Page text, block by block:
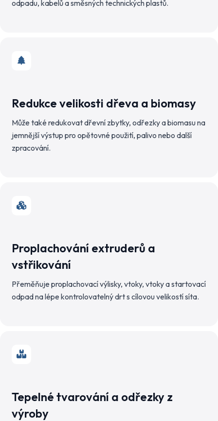
odpadu, kabelů a směsných technických plastů.
Redukce velikosti dřeva a biomasy
Může také redukovat dřevní zbytky, odřezky a biomasu na
jemnější výstup pro opětovné použití, palivo nebo další
zpracování.
Proplachování extruderů a
vstřikování
Přeměňuje proplachovací výlisky, vtoky, vtoky a startovací
odpad na lépe kontrolovatelný drt s cílovou velikostí síta.
Tepelné tvarování a odřezky z
výroby